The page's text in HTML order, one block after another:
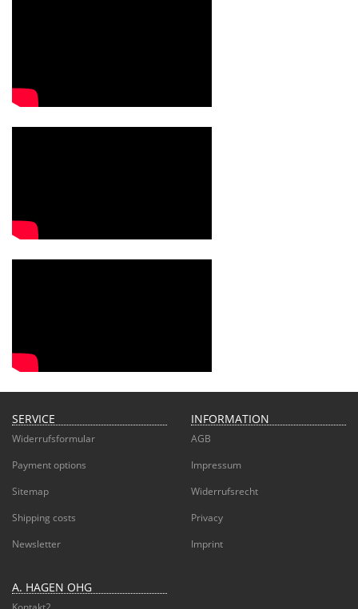
SERVICE
Widerrufsformular
Payment options
Sitemap
Shipping costs
Newsletter
INFORMATION
AGB
Impressum
Widerrufsrecht
Privacy
Imprint
A. HAGEN OHG